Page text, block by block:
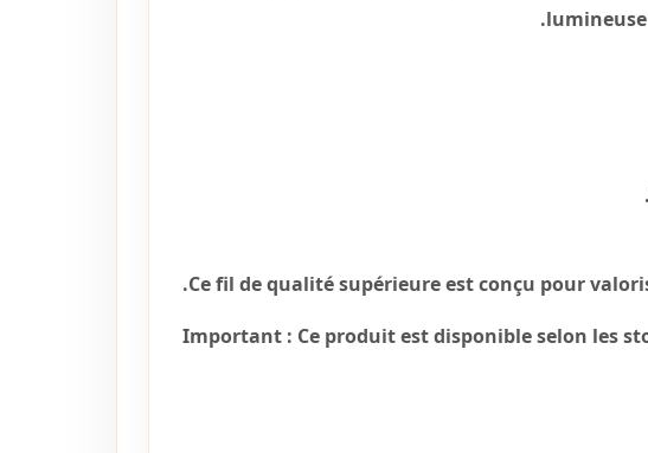
Ce fil de qualité supérieure est conçu pour
Important : Ce produit est disponible selon les